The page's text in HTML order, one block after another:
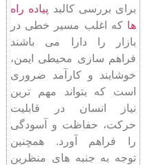
برای بررسی کالبد پیاده راه
ها که اغلب مسیر خطی در
بازار را دارا می باشند
فراهم سازی محیطی ایمن،
خوشایند و کارآمد ضروری
است که بتواند مهم ترین
نیاز انسان در قابلیت
حرکت، حفاظت و آسودگی
را فراهم آورد. همچنین
توجه به جنبه های منظرین